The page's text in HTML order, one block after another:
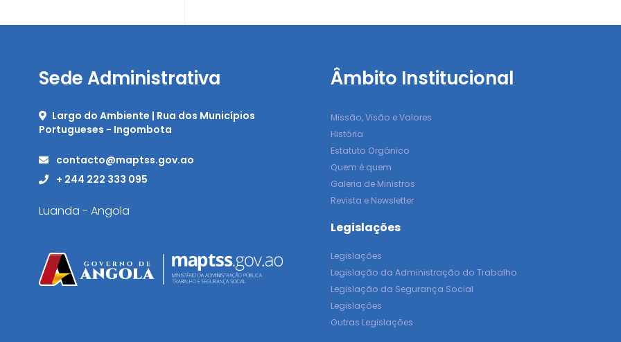
Sede Administrativa
Largo do Ambiente | Rua dos Municípios
Portugueses - Ingombota
contacto@maptss.gov.ao
+ 244 222 333 095
Luanda - Angola
Âmbito Institucional
Missão, Visão e Valores
História
Estatuto Orgânico
Quem é quem
Galeria de Ministros
Revista e Newsletter
Legislações
Legislações
Legislação da Administração do Trabalho
Legislação da Segurança Social
Legislações
Outras Legislações